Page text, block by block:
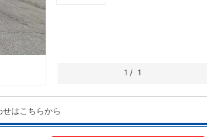
1 / 1
はこちらから